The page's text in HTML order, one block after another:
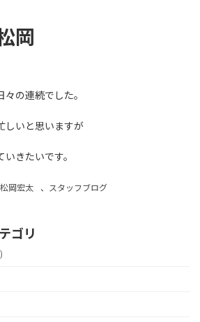
岡
の連続でした。
しいと思いますが
きたいです。
松岡宏太 、 スタッフブログ
ゴリ